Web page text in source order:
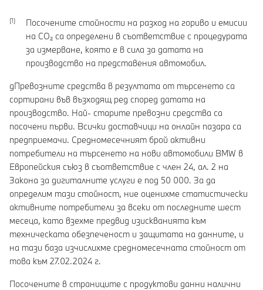
Посочените стойности на разход на гориво и емисии
на CO₂ са определени в съответствие с процедурата
за измерване, която е в сила за датата на
производство на представения автомобил.
gПревозните средства в резултата от търсенето са
сортирани във възходящ ред според датата на
производство. Най- старите превозни средства са
посочени първи. Всички доставчици на онлайн пазара са
предприемачи. Средномесечният брой активни
потребители на търсенето на нови автомобили BMW в
Европейския съюз в съответствие с член 24, ал. 2 на
Закона за дигиталните услуги е под 50 000. За да
определим тази стойност, ние оценихме статистически
активните потребители за всеки от последните шест
месеца, като взехме предвид изискванията към
техническата обезпеченост и защитата на данните, и
на тази база изчислихме средномесечната стойност от
това към 27.02.2024 г.
Посочените в страниците с продуктови данни налични